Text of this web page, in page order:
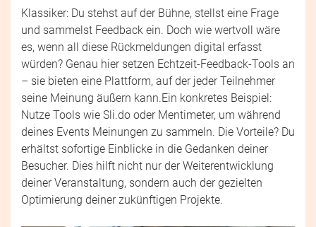
Klassiker: Du stehst auf der Bühne, stellst eine Frage
und sammelst Feedback ein. Doch wie wertvoll wäre
es, wenn all diese Rückmeldungen digital erfasst
würden? Genau hier setzen Echtzeit-Feedback-Tools an
– sie bieten eine Plattform, auf der jeder Teilnehmer
seine Meinung äußern kann.Ein konkretes Beispiel:
Nutze Tools wie Sli.do oder Mentimeter, um während
deines Events Meinungen zu sammeln. Die Vorteile? Du
erhältst sofortige Einblicke in die Gedanken deiner
Besucher. Dies hilft nicht nur der Weiterentwicklung
deiner Veranstaltung, sondern auch der gezielten
Optimierung deiner zukünftigen Projekte.